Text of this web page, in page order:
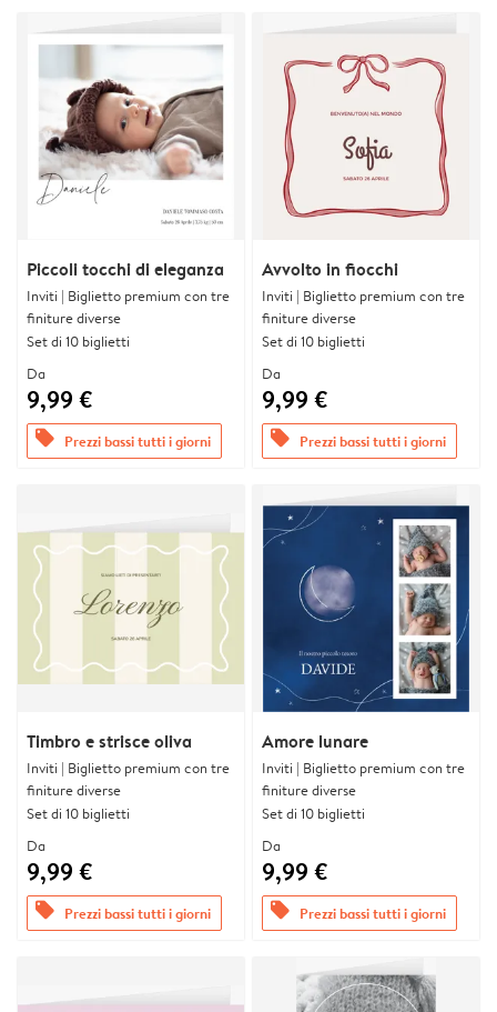
Piccoli tocchi di eleganza
Inviti | Biglietto premium con tre
finiture diverse
Set di 10 biglietti
Da
9,99 €
offers Prezzi bassi tutti i giorni
Avvolto in fiocchi
Inviti | Biglietto premium con tre
finiture diverse
Set di 10 biglietti
Da
9,99 €
offers Prezzi bassi tutti i giorni
Timbro e strisce oliva
Inviti | Biglietto premium con tre
finiture diverse
Set di 10 biglietti
Da
9,99 €
offers Prezzi bassi tutti i giorni
Amore lunare
Inviti | Biglietto premium con tre
finiture diverse
Set di 10 biglietti
Da
9,99 €
offers Prezzi bassi tutti i giorni